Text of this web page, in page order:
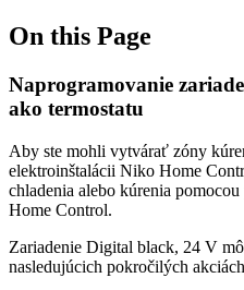
On this Page
Naprogramovanie
ako termostatu
Aby ste mohli vytvárať zóny
elektroinštalácii Niko Home
chladenia alebo kúrenia
Home Control.
Zariadenie Digital black, 24 V
nasledujúcich pokročilých